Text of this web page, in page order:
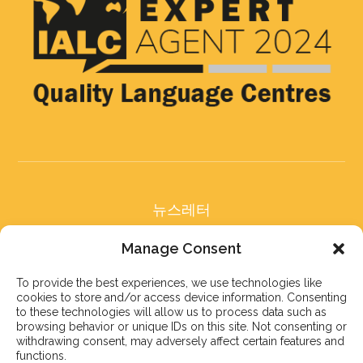
Manage Consent
To provide the best experiences, we use technologies like
cookies to store and/or access device information. Consenting
to these technologies will allow us to process data such as
browsing behavior or unique IDs on this site. Not consenting or
withdrawing consent, may adversely affect certain features and
functions.
뉴스레터
구독 후 저희 뉴스레터를
받아보세요